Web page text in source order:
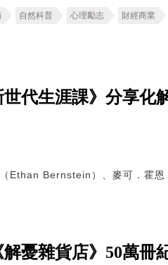
自然科普 心理勵志 財經商業
世代生涯課》分享
Ethan Bernstein）、麥可．霍
憂雜貨店》50萬冊